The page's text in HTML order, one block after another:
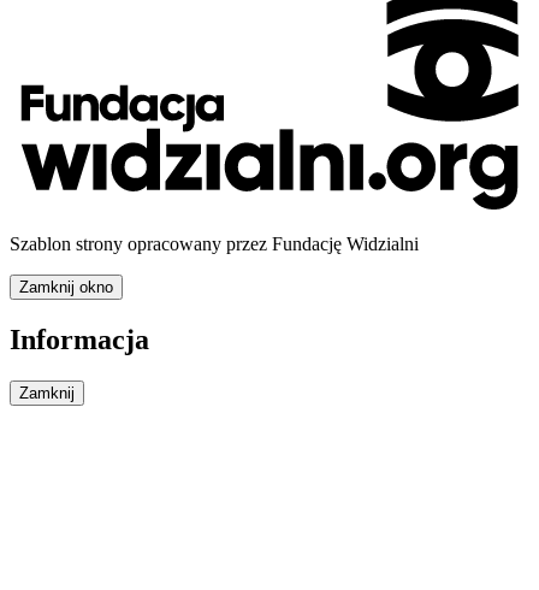
Szablon strony opracowany przez Fundację Widzialni
Zamknij okno
Informacja
Zamknij